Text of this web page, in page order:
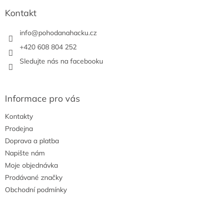
Kontakt
info@pohodanahacku.cz
+420 608 804 252
Sledujte nás na facebooku
Informace pro vás
Kontakty
Prodejna
Doprava a platba
Napište nám
Moje objednávka
Prodávané značky
Obchodní podmínky